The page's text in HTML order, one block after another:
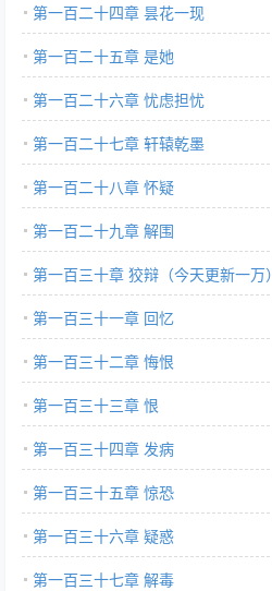
第一百二十四章 昙花一现
第一百二十五章 是她
第一百二十六章 忧虑担忧
第一百二十七章 轩辕乾墨
第一百二十八章 怀疑
第一百二十九章 解围
第一百三十章 狡辩（今天更新一万）
第一百三十一章 回忆
第一百三十二章 悔恨
第一百三十三章 恨
第一百三十四章 发病
第一百三十五章 惊恐
第一百三十六章 疑惑
第一百三十七章 解毒